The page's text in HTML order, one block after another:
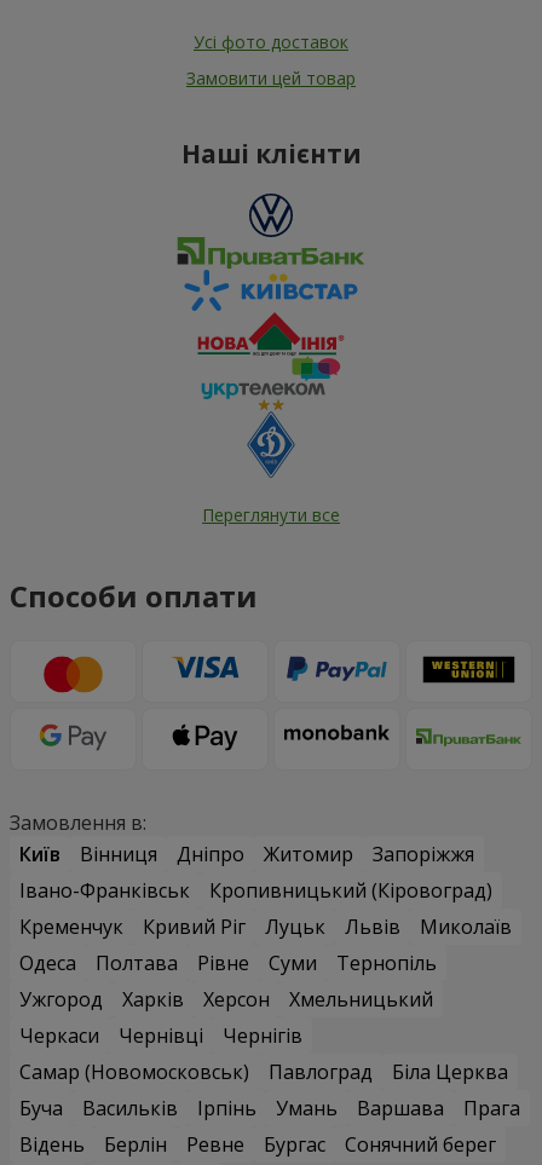
Усі фото доставок
Замовити цей товар
Наші клієнти
Переглянути все
Способи оплати
Замовлення в:
Київ
Вінниця Дніпро Житомир
Запоріжжя
Івано-Франківськ
Кропивницький (Кіровоград)
Кременчук
Кривий Ріг Луцьк Львів
Миколаїв
Одеса
Полтава Рівне Суми
Тернопіль
Ужгород
Харків Херсон
Хмельницький
Черкаси
Чернівці
Чернігів
Самар (Новомосковськ)
Павлоград
Біла Церква
Буча
Васильків Ірпінь Умань Варшава
Прага
Відень
Берлін Ревне Бургас
Сонячний берег